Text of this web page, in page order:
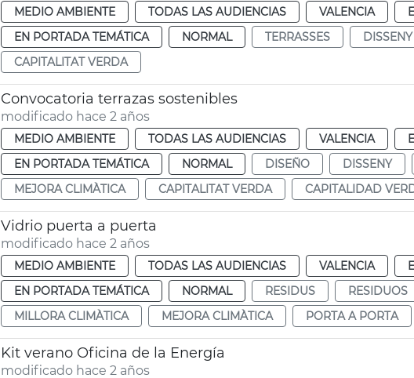
MEDIO AMBIENTE TODAS LAS AUDIENCIAS VALENCIA
EN PORTADA TEMÁTICA
NORMAL TERRASSES DISSENY
CAPITALITAT VERDA
Convocatoria terrazas sostenibles
modificado hace 2 años
MEDIO AMBIENTE TODAS LAS AUDIENCIAS VALENCIA
EN PORTADA TEMÁTICA
NORMAL DISEÑO DISSENY
MEJORA CLIMÀTICA
CAPITALITAT VERDA CAPITALIDAD
Vidrio puerta a puerta
modificado hace 2 años
MEDIO AMBIENTE TODAS LAS AUDIENCIAS VALENCIA
EN PORTADA TEMÁTICA
NORMAL RESIDUS RESIDUOS
MILLORA CLIMÀTICA
MEJORA CLIMÀTICA PORTA A PORTA
Kit verano Oficina de la Energía
modificado hace 2 años